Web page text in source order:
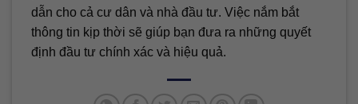
dẫn cho cả cư dân và nhà đầu tư. Việc nắm bắt
thông tin kịp thời sẽ giúp bạn đưa ra những quyết
định đầu tư chính xác và hiệu quả.